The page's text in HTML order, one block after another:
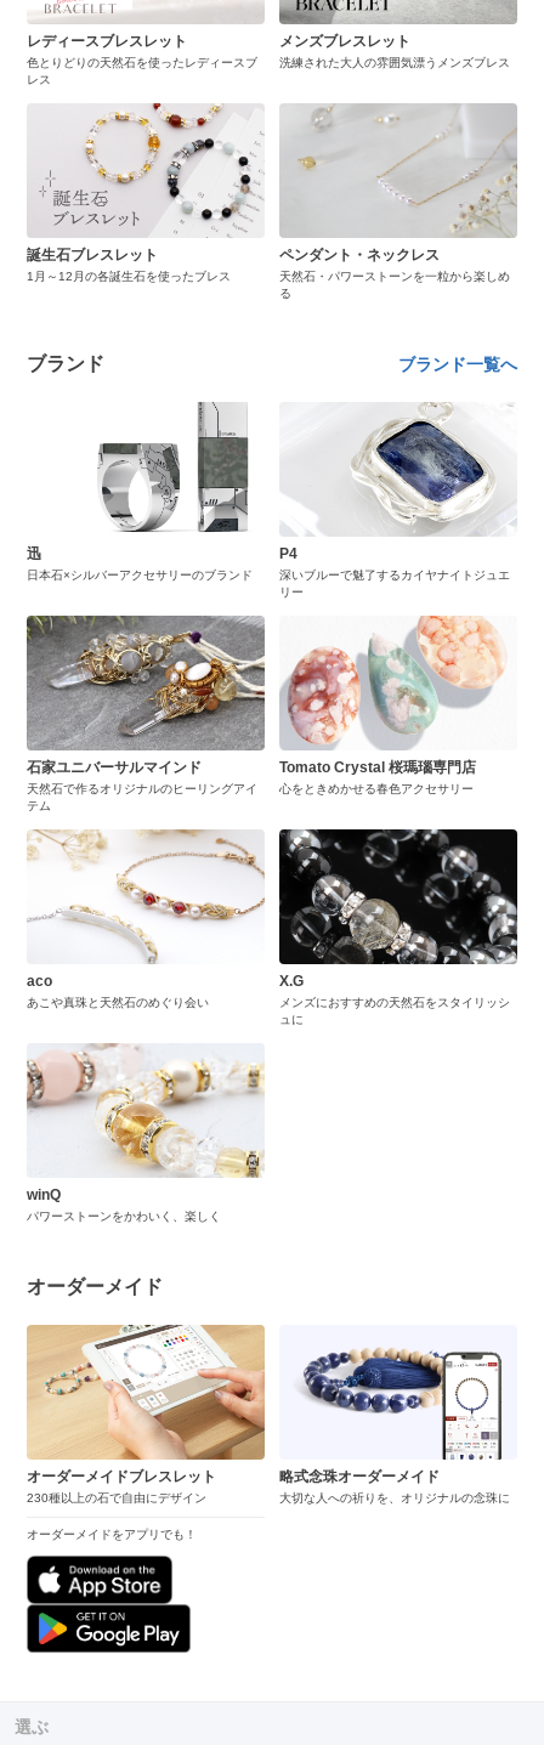
レディースブレスレット
色とりどりの天然石を使ったレディースブ
レス
メンズブレスレット
洗練された大人の雰囲気漂うメンズブレス
誕生石ブレスレット
1月～12月の各誕生石を使ったブレス
ペンダント・ネックレス
天然石・パワーストーンを一粒から楽しめ
る
ブランド ブランド一覧へ
迅
日本石×シルバーアクセサリーのブランド
P4
深いブルーで魅了するカイヤナイトジュエ
リー
石家ユニバーサルマインド
天然石で作るオリジナルのヒーリングアイ
テム
Tomato Crystal 桜瑪瑙専門店
心をときめかせる春色アクセサリー
aco
あこや真珠と天然石のめぐり会い
X.G
メンズにおすすめの天然石をスタイリッシ
ュに
winQ
パワーストーンをかわいく、楽しく
オーダーメイド
オーダーメイドブレスレット
230種以上の石で自由にデザイン
オーダーメイドをアプリでも！
略式念珠オーダーメイド
大切な人への祈りを、オリジナルの念珠に
選ぶ